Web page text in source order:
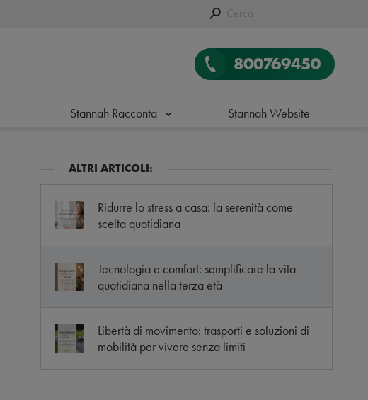
800769450
Stannah Racconta Stannah Website
ALTRI ARTICOLI:
Ridurre lo stress a casa: la serenità come
scelta quotidiana
Tecnologia e comfort: semplificare la vita
quotidiana nella terza età
Libertà di movimento: trasporti e soluzioni di
mobilità per vivere senza limiti